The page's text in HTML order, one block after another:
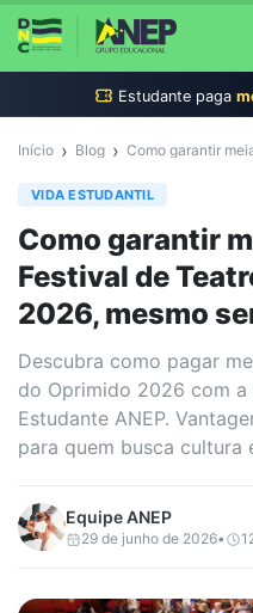
Estudante paga
Início › Blog ›
VIDA ESTUDANTIL
Como garantir
Festival de
2026, mesmo
Descubra como pagar
do Oprimido 2026 com
Estudante ANEP.
para quem busca cultura
EquipeANEP
29 de junho de 2026•